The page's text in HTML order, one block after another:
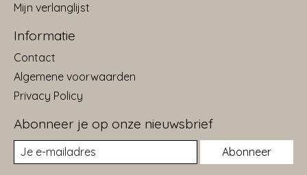
Mijn verlanglijst
Informatie
Contact
Algemene voorwaarden
Privacy Policy
Abonneer je op onze nieuwsbrief
Abonneer